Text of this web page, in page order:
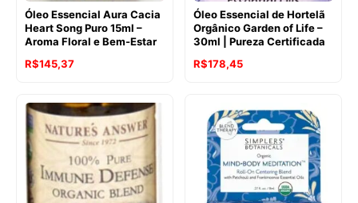
Óleo Essencial Aura Cacia
Heart Song Puro 15ml –
Aroma Floral e Bem-Estar
O
original
era:
R$167,32.
R$145,37O
atual
é:
R$145,37.
Óleo Essencial de Hortelã
Orgânico Garden of Life –
30ml | Pureza Certificada
O
era:
R$226,70.
R$178,45O
é:
R$178,45.